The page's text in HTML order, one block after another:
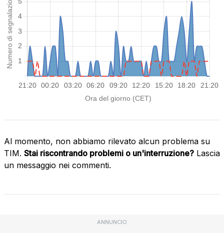
Al momento, non abbiamo rilevato alcun problema su
TIM. Stai riscontrando problemi o un'interruzione? Lascia
un messaggio nei commenti.
ANNUNCIO